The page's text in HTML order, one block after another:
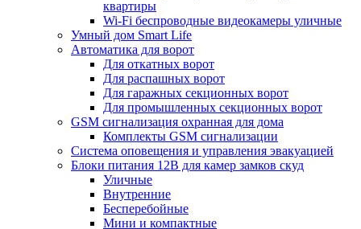
квартиры
Wi-Fi беспроводные видеокамеры уличные
Умный дом Smart Life
Автоматика для ворот
Для откатных ворот
Для распашных ворот
Для гаражных секционных ворот
Для промышленных секционных ворот
GSM сигнализация охранная для дома
Комплекты GSM сигнализации
Cистема оповещения и управления эвакуацией
Блоки питания 12В для камер замков скуд
Уличные
Внутренние
Бесперебойные
Мини и компактные